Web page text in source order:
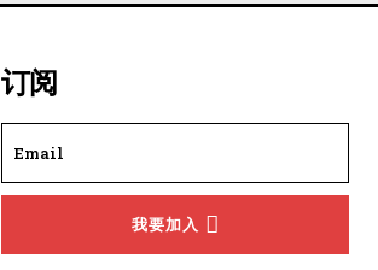
订阅
我要加入